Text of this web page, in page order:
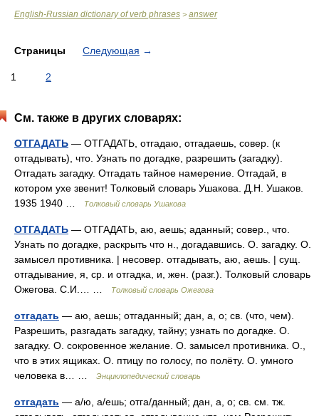
English-Russian dictionary of verb phrases > answer
Страницы Следующая →
1 2
См. также в других словарях:
ОТГАДАТЬ — ОТГАДАТЬ, отгадаю, отгадаешь, совер. (к
отгадывать), что. Узнать по догадке, разрешить (загадку).
Отгадать загадку. Отгадать тайное намерение. Отгадай, в
котором ухе звенит! Толковый словарь Ушакова. Д.Н. Ушаков.
1935 1940 …
Толковый словарь Ушакова
ОТГАДАТЬ — ОТГАДАТЬ, аю, аешь; аданный; совер., что.
Узнать по догадке, раскрыть что н., догадавшись. О. загадку. О.
замысел противника. | несовер. отгадывать, аю, аешь. | сущ.
отгадывание, я, ср. и отгадка, и, жен. (разг.). Толковый словарь
Ожегова. С.И.… …
Толковый словарь Ожегова
отгадать — аю, аешь; отгаданный; дан, а, о; св. (что, чем).
Разрешить, разгадать загадку, тайну; узнать по догадке. О.
загадку. О. сокровенное желание. О. замысел противника. О.,
что в этих ящиках. О. птицу по голосу, по полёту. О. умного
человека в… …
Энциклопедический словарь
отгадать — а/ю, а/ешь; отга/данный; дан, а, о; св. см. тж.